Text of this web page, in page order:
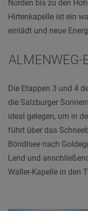
Norden bis zu den
Hirtenkapelle ist ein
einlädt und neue
ALMENWEG-
Die Etappen 3 und 4
die Salzburger
ideal gelegen, um in
führt über das
Böndlsee nach
Lend und
Waller-Kapelle in den